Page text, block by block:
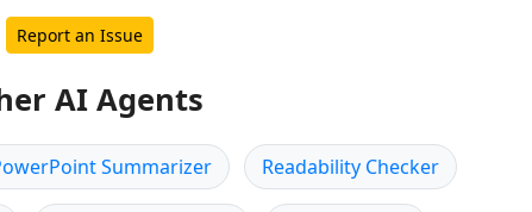
Report an Issue
AI Agents
Summarizer Readability Checker